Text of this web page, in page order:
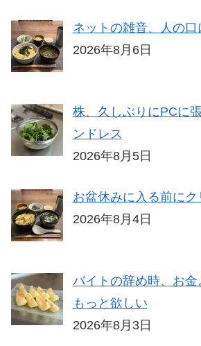
ネットの雑音、人の
2026年8月6日
株、久しぶりにPCに
ンドレス
2026年8月5日
お盆休みに入る前に
2026年8月4日
バイトの辞め時、お
もっと欲しい
2026年8月3日